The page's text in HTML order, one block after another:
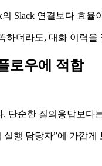
Slack 연결보다 효
하더라도, 대화 이력
로우에 적합
단순한 질의응답보
행 담당자”에 가깝게